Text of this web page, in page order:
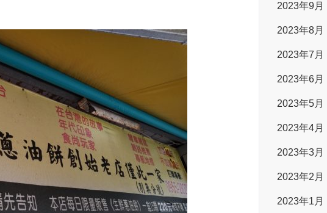
2023年9月
2023年8月
2023年7月
2023年6月
2023年5月
2023年4月
2023年3月
2023年2月
2023年1月